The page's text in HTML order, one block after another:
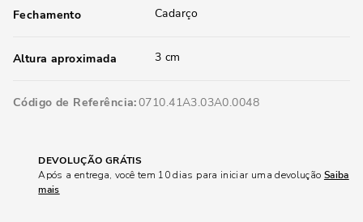
Fechamento Cadarço
Altura aproximada 3 cm
Código de Referência 0710.41A3.03A0.0048
DEVOLUÇÃO GRÁTIS
Após a entrega, você tem 10 dias para iniciar uma devolução Saiba
mais